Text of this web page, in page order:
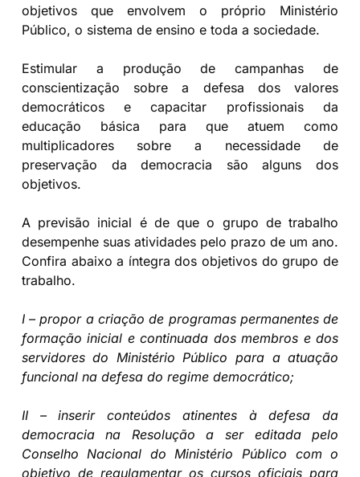
objetivos que envolvem o próprio Ministério
Público, o sistema de ensino e toda a sociedade.
Estimular a produção de campanhas de
conscientização sobre a defesa dos valores
democráticos e capacitar profissionais da
educação básica para que atuem como
multiplicadores sobre a necessidade de
preservação da democracia são alguns dos
objetivos.
A previsão inicial é de que o grupo de trabalho
desempenhe suas atividades pelo prazo de um ano.
Confira abaixo a íntegra dos objetivos do grupo de
trabalho.
I – propor a criação de programas permanentes de
formação inicial e continuada dos membros e dos
servidores do Ministério Público para a atuação
funcional na defesa do regime democrático;
II – inserir conteúdos atinentes à defesa da
democracia na Resolução a ser editada pelo
Conselho Nacional do Ministério Público com o
objetivo de regulamentar os cursos oficiais para